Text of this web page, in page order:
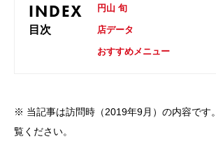
INDEX
目次
円山 旬
店データ
おすすめメニュー
※ 当記事は訪問時（2019年9月）の内容です。
覧ください。